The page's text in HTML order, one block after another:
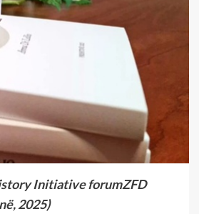
Initiative forumZFD
2025)